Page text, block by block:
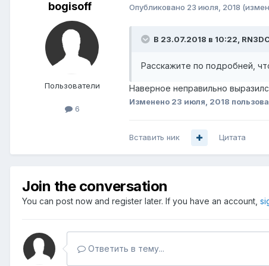
bogisoff
Пользователи
6
Опубликовано 23 июля, 2018
В 23.07.2018 в 10:22,
Расскажите по подробней,
Наверное неправильно
Изменено 23 июля, 2018
Вставить ник Цитата
Join the conversation
You can post now and register later. If you have an account,
Ответить в тему...